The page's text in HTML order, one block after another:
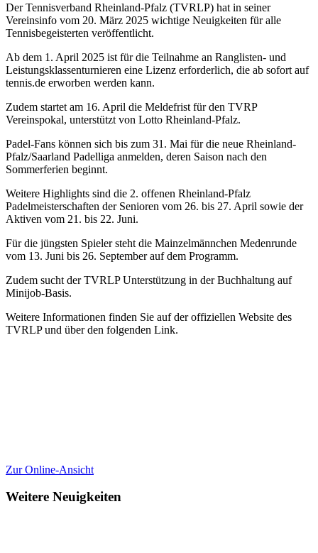
Der Tennisverband Rheinland-Pfalz (TVRLP) hat in seiner
Vereinsinfo vom 20. März 2025 wichtige Neuigkeiten für alle
Tennisbegeisterten veröffentlicht.
Ab dem 1. April 2025 ist für die Teilnahme an Ranglisten- und
Leistungsklassenturnieren eine Lizenz erforderlich, die ab sofort auf
tennis.de erworben werden kann.
Zudem startet am 16. April die Meldefrist für den TVRP
Vereinspokal, unterstützt von Lotto Rheinland-Pfalz.
Padel-Fans können sich bis zum 31. Mai für die neue Rheinland-
Pfalz/Saarland Padelliga anmelden, deren Saison nach den
Sommerferien beginnt.
Weitere Highlights sind die 2. offenen Rheinland-Pfalz
Padelmeisterschaften der Senioren vom 26. bis 27. April sowie der
Aktiven vom 21. bis 22. Juni.
Für die jüngsten Spieler steht die Mainzelmännchen Medenrunde
vom 13. Juni bis 26. September auf dem Programm.
Zudem sucht der TVRLP Unterstützung in der Buchhaltung auf
Minijob-Basis.
Weitere Informationen finden Sie auf der offiziellen Website des
TVRLP und über den folgenden Link.
Zur Online-Ansicht
Weitere Neuigkeiten